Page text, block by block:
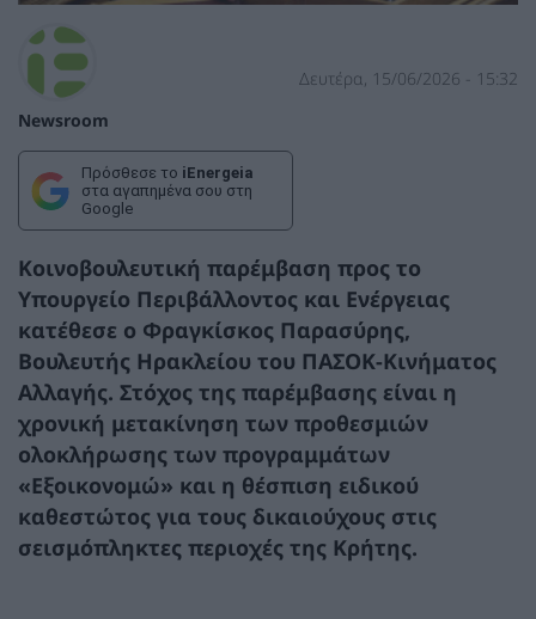
Newsroom
Δευτέρα, 15/06/2026 - 15:32
Πρόσθεσε το iEnergeia
στα αγαπημένα σου στη
Google
Κοινοβουλευτική παρέμβαση προς το
Υπουργείο Περιβάλλοντος και Ενέργειας
κατέθεσε ο Φραγκίσκος Παρασύρης,
Βουλευτής Ηρακλείου του ΠΑΣΟΚ-Κινήματος
Αλλαγής. Στόχος της παρέμβασης είναι η
χρονική μετακίνηση των προθεσμιών
ολοκλήρωσης των προγραμμάτων
«Εξοικονομώ» και η θέσπιση ειδικού
καθεστώτος για τους δικαιούχους στις
σεισμόπληκτες περιοχές της Κρήτης.